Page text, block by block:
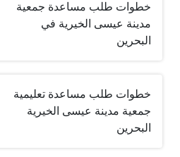
خطوات طلب مساعدة جمعية
مدينة عيسى الخيرية في
البحرين
خطوات طلب مساعدة تعليمية
جمعية مدينة عيسى الخيرية
البحرين